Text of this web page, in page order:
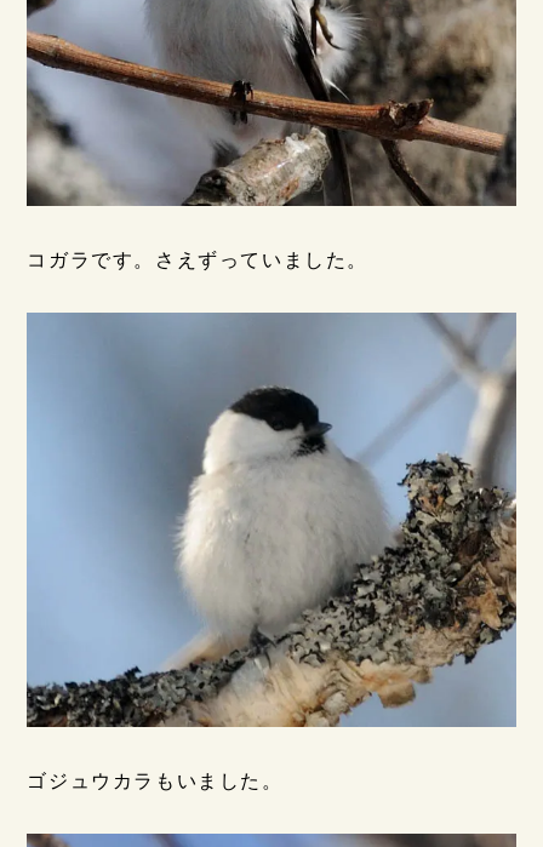
コガラです。さえずっていました。
ゴジュウカラもいました。